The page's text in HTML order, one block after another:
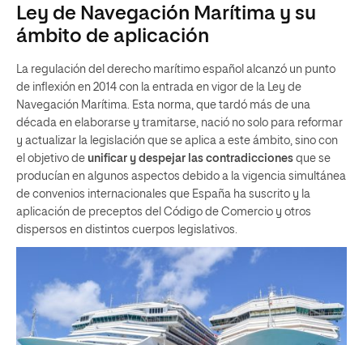
Ley de Navegación Marítima y su
ámbito de aplicación
La regulación del derecho marítimo español alcanzó un punto
de inflexión en 2014 con la entrada en vigor de la Ley de
Navegación Marítima. Esta norma, que tardó más de una
década en elaborarse y tramitarse, nació no solo para reformar
y actualizar la legislación que se aplica a este ámbito, sino con
el objetivo de unificar y despejar las contradicciones que se
producían en algunos aspectos debido a la vigencia simultánea
de convenios internacionales que España ha suscrito y la
aplicación de preceptos del Código de Comercio y otros
dispersos en distintos cuerpos legislativos.